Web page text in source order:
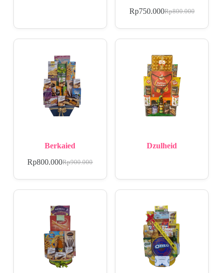
Rp800.000
Rp750.000
Berkaied
Rp900.000
Rp800.000
Dzulheid